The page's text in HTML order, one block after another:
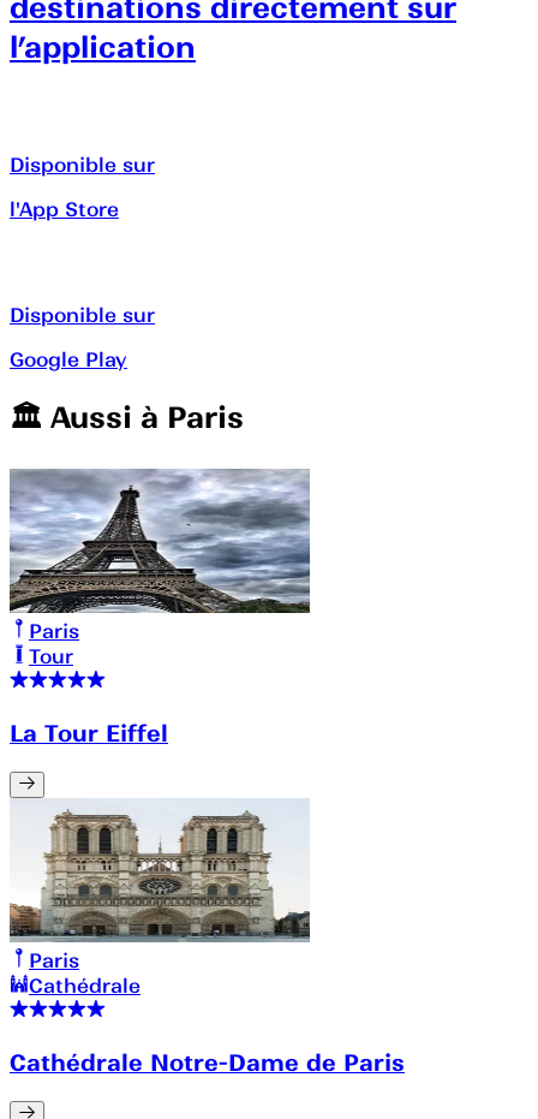
destinations directement sur
l’application
Disponible sur
l'App Store
Disponible sur
Google Play
🏛️️ Aussi à Paris
Paris
Tour
La Tour Eiffel
Paris
Cathédrale
Cathédrale Notre-Dame de Paris